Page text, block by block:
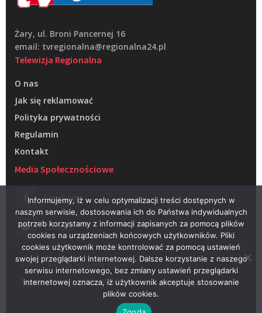
Żary, ul. Broni Pancernej 16
email: tvregionalna@regionalna24.pl
Telewizja Regionalna
O nas
Jak się reklamować
Polityka prywatności
Regulamin
Kontakt
Media Społecznościowe
Facebook
Youtube
© 2022 – Telewizja Regionalna w Żarach
Projektowanie stron WWW –RAGACOM
Informujemy, iż w celu optymalizacji treści dostępnych w
naszym serwisie, dostosowania ich do Państwa indywidualnych
potrzeb korzystamy z informacji zapisanych za pomocą plików
cookies na urządzeniach końcowych użytkowników. Pliki
cookies użytkownik może kontrolować za pomocą ustawień
swojej przeglądarki internetowej. Dalsze korzystanie z naszego
serwisu internetowego, bez zmiany ustawień przeglądarki
internetowej oznacza, iż użytkownik akceptuje stosowanie
plików cookies.